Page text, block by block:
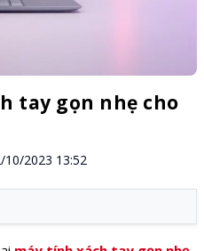
tay gọn nhẹ cho
10/2023 13:52